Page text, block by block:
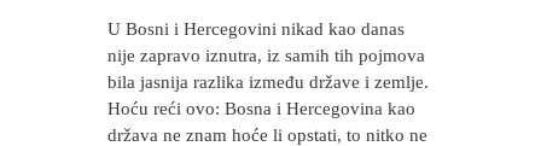
U Bosni i Hercegovini nikad kao danas
nije zapravo iznutra, iz samih tih pojmova
bila jasnija razlika između države i zemlje.
Hoću reći ovo: Bosna i Hercegovina kao
država ne znam hoće li opstati, to nitko ne